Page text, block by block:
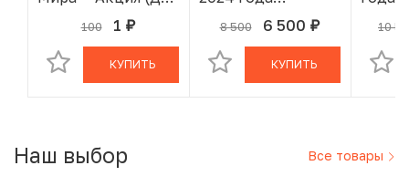
заказов от 2000 р)
100 1 руб.
В КОРЗИНЕ
КУПИТЬ
Франция «XXXIII
летние
Олимпийские игры
в Париже 2024
8 500 6 500 руб.
В КОРЗИНЕ
КУПИТЬ
силы
10
Все товары
Наш выбор